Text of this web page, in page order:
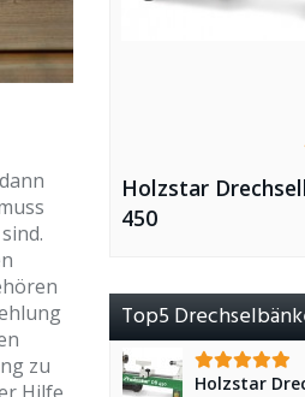
zu
Holzstar
450
Top5
Holzstar